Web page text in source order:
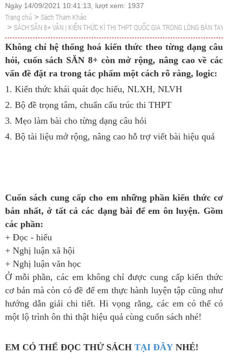
Ngày 14/09/2021 10:41:13, lượt xem: 1937
Trang chủ > Sách Tham Khảo
> SÁCH SĂN 8+ VĂN | KIẾN THỨC KÌ THI THPT QUỐC GIA TRONG LÒNG BÀN TAY
Không chỉ hệ thống hoá kiến thức theo từng dạng câu
hỏi, cuốn sách SĂN 8+ còn mở rộng, nâng cao về các
vấn đề đặt ra trong tác phẩm một cách rõ ràng, logic:
1. Kiến thức khái quát đọc hiểu, NLXH, NLVH
2. Bộ đề trọng tâm, chuẩn cấu trúc thi THPT
3. Mẹo làm bài cho từng dạng câu hỏi
4. Bộ tài liệu mở rộng, nâng cao hỗ trợ viết bài hiệu quả
Cuốn sách cung cấp cho em những phần kiến thức cơ
bản nhất, ở tất cả các dạng bài để em ôn luyện. Gồm
các phần:
+ Đọc - hiểu
+ Nghị luận xã hội
+ Nghị luận văn học
Ở mỗi phần, các em không chỉ được cung cấp kiến thức
cơ bản mà còn có đề để em thực hành luyện tập cũng như
hướng dẫn giải chi tiết. Hi vọng rằng, các em có thể có
một lộ trình ôn thi thật hiệu quả cùng cuốn sách nhé!
EM CÓ THỂ ĐỌC THỬ SÁCH TẠI ĐÂY NHÉ!